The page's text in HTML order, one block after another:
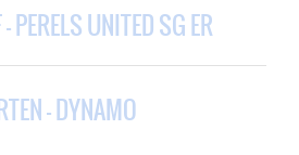
PERELS UNITED SG ER
– DYNAMO